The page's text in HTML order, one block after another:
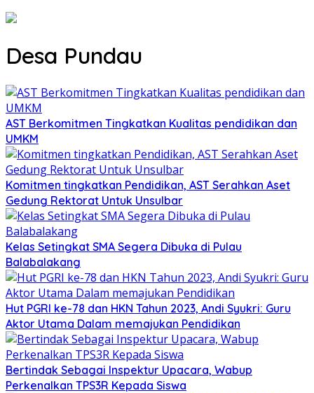
Desa Pundau
AST Berkomitmen Tingkatkan Kualitas pendidikan dan
UMKM
Komitmen tingkatkan Pendidikan, AST Serahkan Aset
Gedung Rektorat Untuk Unsulbar
Kelas Setingkat SMA Segera Dibuka di Pulau
Balabalakang
Hut PGRI ke-78 dan HKN Tahun 2023, Andi Syukri: Guru
Aktor Utama Dalam memajukan Pendidikan
Bertindak Sebagai Inspektur Upacara, Wabup
Perkenalkan TPS3R Kepada Siswa